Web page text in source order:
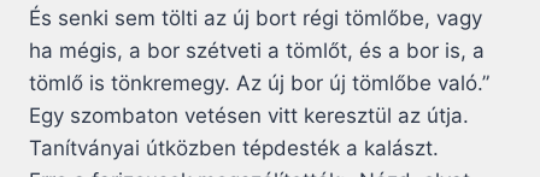
És senki sem tölti az új bort régi tömlőbe, vagy
ha mégis, a bor szétveti a tömlőt, és a bor is, a
tömlő is tönkremegy. Az új bor új tömlőbe való.”
Egy szombaton vetésen vitt keresztül az útja.
Tanítványai útközben tépdesték a kalászt.